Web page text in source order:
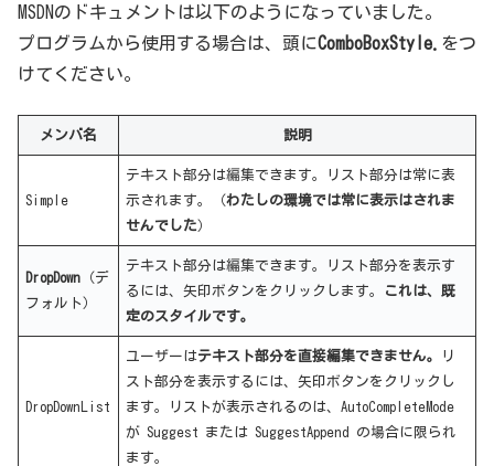
MSDNのドキュメントは以下のようになっていました。
プログラムから使用する場合は、頭にComboBoxStyle. をつ
けてください。
メンバ名 説明
Simple
テキスト部分は編集できます。リスト部分は常に表
示されます。（わたしの環境では常に表示はされま
せんでした）
DropDown （デ
フォルト）
テキスト部分は編集できます。リスト部分を表示す
るには、矢印ボタンをクリックします。
これは、既
定のスタイルです。
DropDownList
ユーザーはテキスト部分を直接編集できません。
リ
スト部分を表示するには、矢印ボタンをクリックし
ます。リストが表示されるのは、AutoCompleteMode
が Suggest または SuggestAppend の場合に限られ
ます。